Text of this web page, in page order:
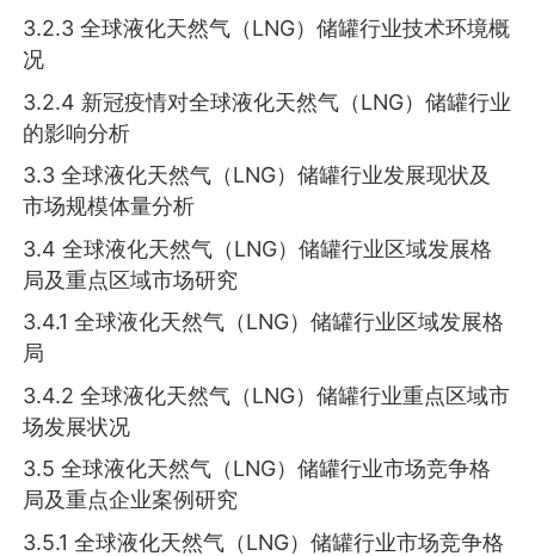
3.2.3 全球液化天然气（LNG）储罐行业技术环境概
况
3.2.4 新冠疫情对全球液化天然气（LNG）储罐行业
的影响分析
3.3 全球液化天然气（LNG）储罐行业发展现状及
市场规模体量分析
3.4 全球液化天然气（LNG）储罐行业区域发展格
局及重点区域市场研究
3.4.1 全球液化天然气（LNG）储罐行业区域发展格
局
3.4.2 全球液化天然气（LNG）储罐行业重点区域市
场发展状况
3.5 全球液化天然气（LNG）储罐行业市场竞争格
局及重点企业案例研究
3.5.1 全球液化天然气（LNG）储罐行业市场竞争格